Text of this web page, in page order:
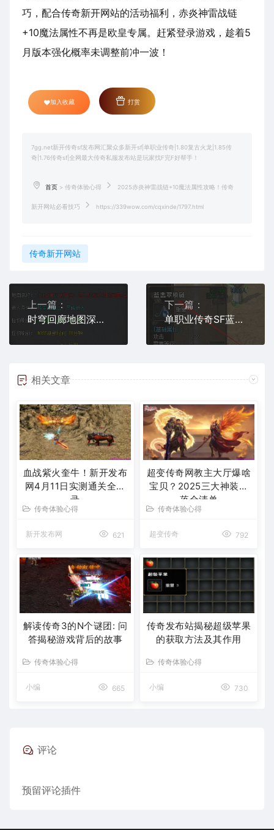
巧，配合传奇新开网站的活动福利，赤炎神雷战链
+10魔法属性不再是欧皇专属。赶紧登录游戏，趁着5
月版本强化概率未调整前冲一波！
加入收藏 打赏
7gg.net新开传奇sf发布网汇聚众多新开sf|单职业传奇|1.80复古火龙|1.85传
奇|1.76传奇sf|全网最大传奇私服发布站是玩家找F完F好帮手！
首页 > 传奇体验心得 2025赤炎神雷战链+10魔法属性攻略！传奇
新开网站必看技巧 https://339wow.com/cqxinde/1797.html
传奇新开网站
上一篇：
时穹回廊地图深度评测：小地图分布与装备产出详解
下一篇：
单职业传奇SF蓝翡翠项链爆率揭秘：这3张地图出得最多！
相关文章
血战紫火奎牛！新开发布
网4月11日实测通关全记
录
传奇体验心得
新开发布网 621
超变传奇网教主大厅爆啥
宝贝？2025三大神装掉
落全清单
传奇体验心得
超变传奇 792
解读传奇3的N个谜团: 问
答揭秘游戏背后的故事
传奇体验心得
小编 665
传奇发布站揭秘超级苹果
的获取方法及其作用
传奇体验心得
小编 730
评论
预留评论插件